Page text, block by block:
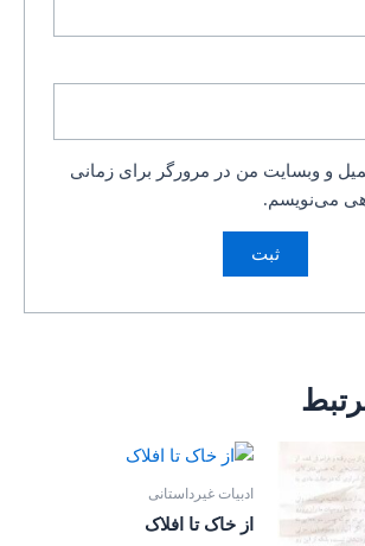
و وبسایت من در مرورگر برای زمانی
می‌نویسم.
ادبیات غیرداستانی
از خاک تا افلاک